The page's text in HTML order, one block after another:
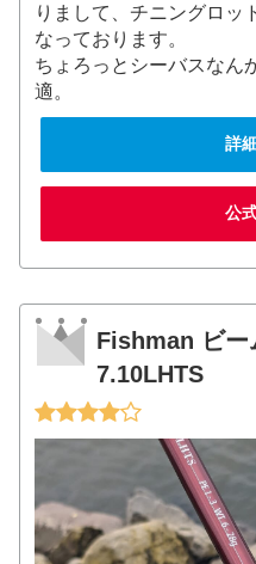
りまして、チニングロッ
なっております。
ちょろっとシーバスなん
適。
詳
公
Fishman ビー
7.10LHTS